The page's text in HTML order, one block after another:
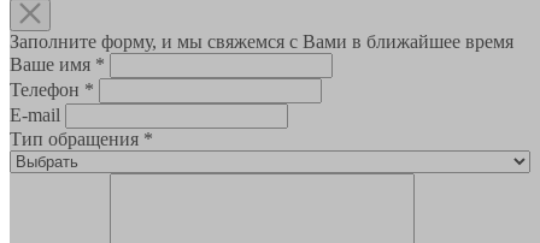
Заполните форму, и мы свяжемся с Вами в ближайшее время
Ваше имя *
Телефон *
E-mail
Тип обращения *